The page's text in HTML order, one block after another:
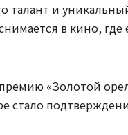
талант и
в кино, где
«Золотой
стало